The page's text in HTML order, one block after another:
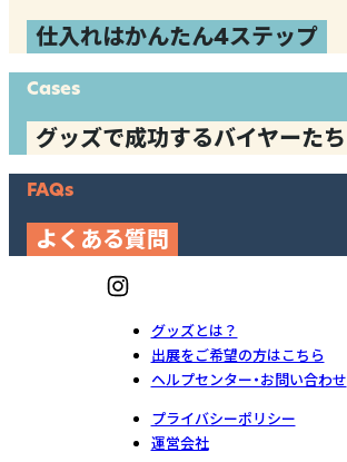
仕入れはかんたん4ステップ
Cases
グッズで成功するバイヤーたち
FAQs
よくある質問
グッズとは？
出展をご希望の方はこちら
ヘルプセンター・お問い合わせ
プライバシーポリシー
運営会社